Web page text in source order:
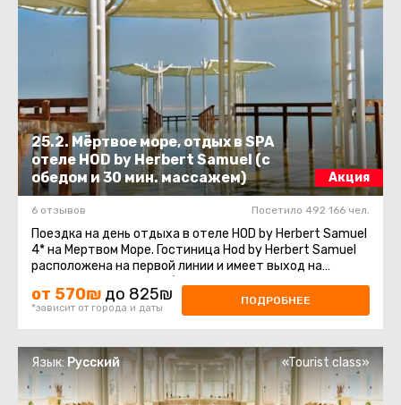
25.2. Мёртвое море, отдых в SPA
отеле HOD by Herbert Samuel (с
обедом и 30 мин. массажем)
Акция
6 отзывов Посетило 492 166 чел.
Поездка на день отдыха в отеле HOD by Herbert Samuel
4* на Мертвом Море. Гостиница Hod by Herbert Samuel
расположена на первой линии и имеет выход на
прилегающий к отелю благоустроенный ...
от 570₪ до 825₪
*зависит от города и даты
ПОДРОБНЕЕ
Язык: Русский «Tourist class»